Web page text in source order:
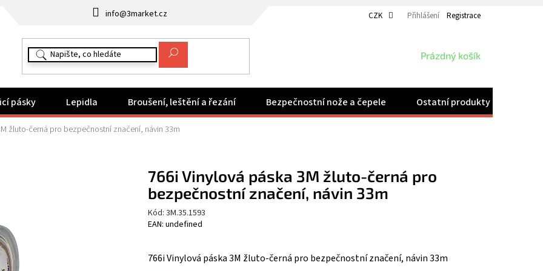
info@3market.cz CZK Přihlášení Registrace
NÁKUPNÍ
Prázdný košík
pásky Lepidla Broušení, leštění a řezání Bezpečnostní nože a čepele Ostatní produkty
žluto-černá pro bezpečnostní značení, návin 33m
766i Vinylová páska 3M žluto-černá pro bezpečnostní značení, návin 33m
766i Vinylová páska 3M žluto-černá pro
bezpečnostní značení, návin 33m
Kód: 3M.35.1593
EAN: undefined